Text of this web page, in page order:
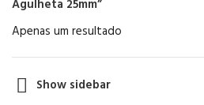
Agulheta 25mm”
Apenas um resultado
Show sidebar